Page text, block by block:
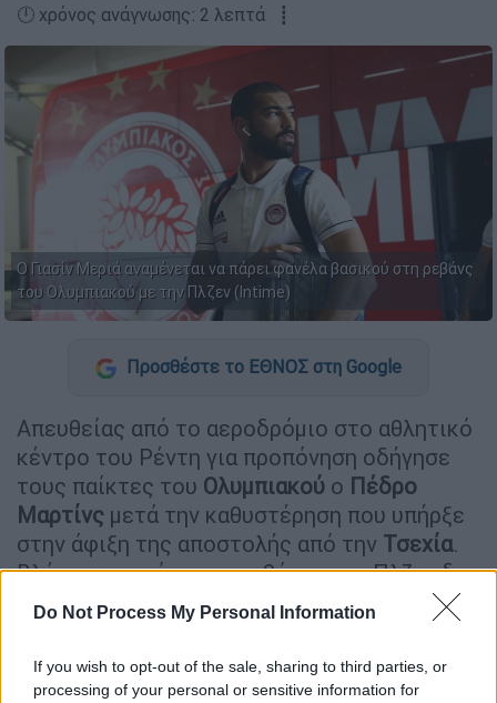
Do Not Process My Personal Information
If you wish to opt-out of the sale, sharing to third parties, or
processing of your personal or sensitive information for
🕛 χρόνος ανάγνωσης: 2 λεπτά ┋
Ο Γιασίν Μεριά αναμένεται να πάρει φανέλα βασικού στη ρεβάνς
του Ολυμπιακού με την Πλζεν (Intime)
Προσθέστε το ΕΘΝΟΣ στη Google
Απευθείας από το αεροδρόμιο στο αθλητικό
κέντρο του Ρέντη για προπόνηση οδήγησε
τους παίκτες του Ολυμπιακού ο Πέδρο
Μαρτίνς μετά την καθυστέρηση που υπήρξε
στην άφιξη της αποστολής από την Τσεχία.
Βλέπετε η πρόκριση σε βάρος της Πλζεν δεν
μπορεί να... περιμένει και η ομάδα του
Πειραιά θα πρέπει να είναι έτοιμη και
καλύτερη από το πρώτο ματς, στον
επαναληπτικό της προσεχούς Τρίτης (30/7).